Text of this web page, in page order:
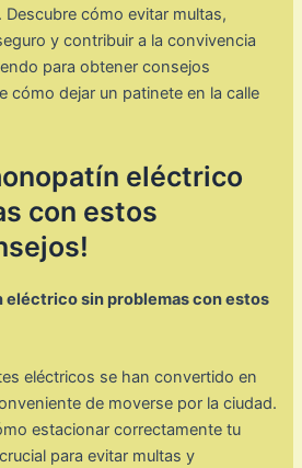
cómo evitar multas,
y contribuir a la convivencia
para obtener consejos
cómo dejar un patinete en la calle
eléctrico
con estos
eléctrico sin problemas con estos
eléctricos se han convertido en
de moverse por la ciudad.
estacionar correctamente tu
para evitar multas y